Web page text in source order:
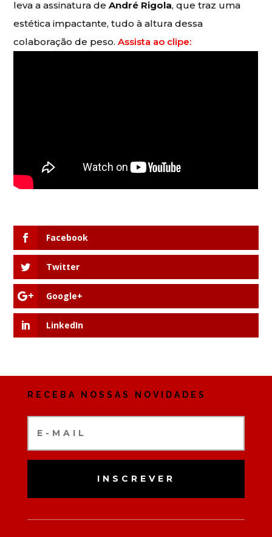
leva a assinatura deAndré Rigola, que traz uma
estética impactante, tudo à altura dessa
colaboração de peso.Assista ao clipe:
Facebook
Twitter
Google+
LinkedIn
RECEBA NOSSAS NOVIDADES
INSCREVER